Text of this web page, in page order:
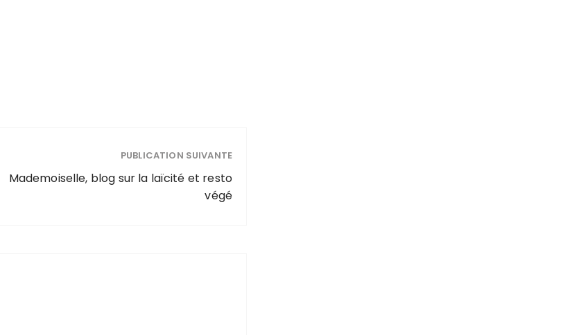
PUBLICATION SUIVANTE
Mademoiselle, blog sur la laïcité et resto
végé